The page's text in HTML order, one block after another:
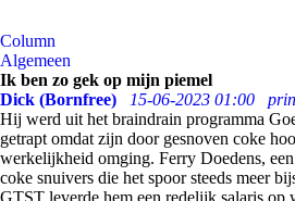
Column
Algemeen
Ik ben zo gek op mijn piemel
Dick (Bornfree)
15-06-2023 01:00
Hij werd uit het braindrain programma
getrapt omdat zijn door gesnoven coke
werkelijkheid omging. Ferry Doedens,
coke snuivers die het spoor steeds meer
GTST leverde hem een redelijk salaris op